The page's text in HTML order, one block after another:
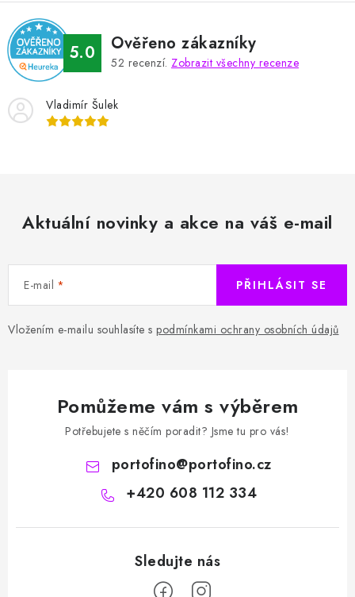
5.0 Ověřeno zákazníky
52 recenzí. Zobrazit všechny recenze
Vladimír Šulek
Aktuální novinky a akce na váš e-mail
E-mail
Vložením e-mailu souhlasíte s podmínkami ochrany osobních údajů
PŘIHLÁSIT SE
Pomůžeme vám s výběrem
Potřebujete s něčím poradit? Jsme tu pro vás!
portofino@portofino.cz
+420 608 112 334